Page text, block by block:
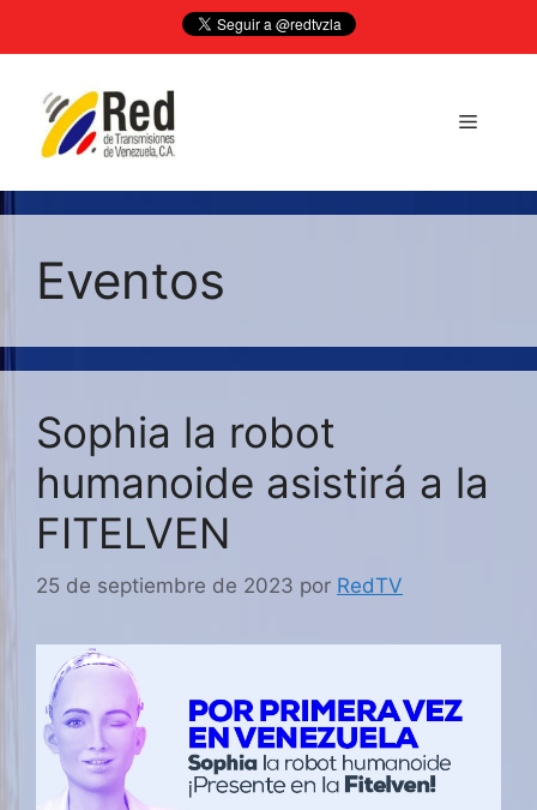
Menú
Eventos
Sophia la robot
humanoide asistirá a la
FITELVEN
25 de septiembre de 2023 por RedTV